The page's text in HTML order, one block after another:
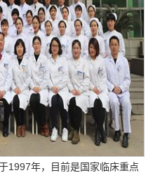
1997年，目前是国家临床重点